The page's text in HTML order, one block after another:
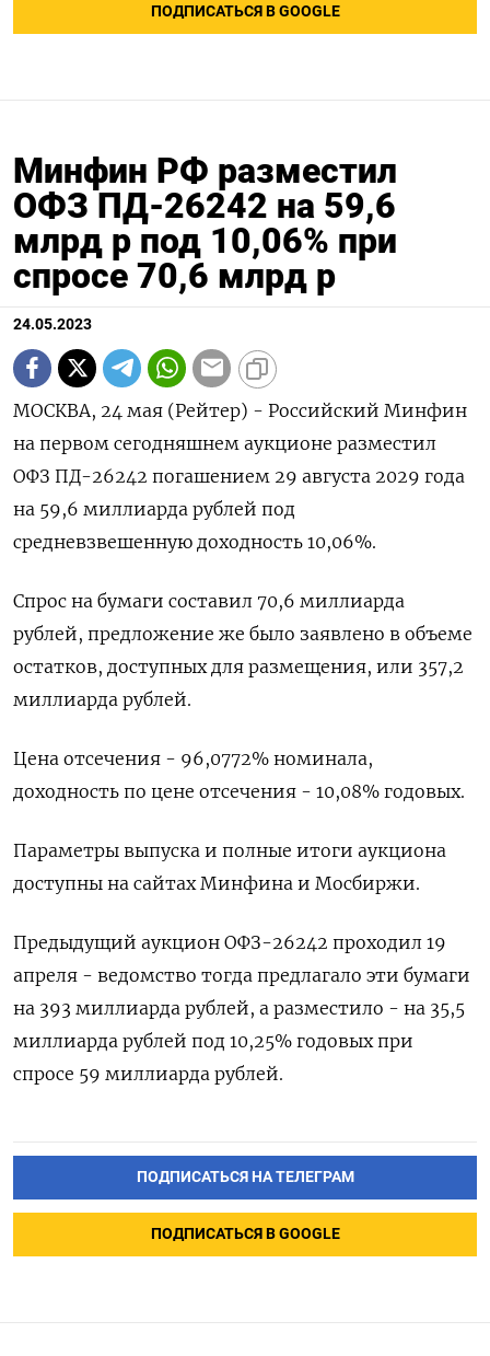
ПОДПИСАТЬСЯ В GOOGLE
Минфин РФ разместил
ОФЗ ПД-26242 на 59,6
млрд р под 10,06% при
спросе 70,6 млрд р
24.05.2023
МОСКВА, 24 мая (Рейтер) - Российский Минфин
на первом сегодняшнем аукционе разместил
ОФЗ ПД-26242 погашением 29 августа 2029 года
на 59,6 миллиарда рублей под
средневзвешенную доходность 10,06%.
Спрос на бумаги составил 70,6 миллиарда
рублей, предложение же было заявлено в объеме
остатков, доступных для размещения, или 357,2
миллиарда рублей.
Цена отсечения - 96,0772% номинала,
доходность по цене отсечения - 10,08% годовых.
Параметры выпуска и полные итоги аукциона
доступны на сайтах Минфина и Мосбиржи.
Предыдущий аукцион ОФЗ-26242 проходил 19
апреля - ведомство тогда предлагало эти бумаги
на 393 миллиарда рублей, а разместило - на 35,5
миллиарда рублей под 10,25% годовых при
спросе 59 миллиарда рублей.
ПОДПИСАТЬСЯ НА ТЕЛЕГРАМ
ПОДПИСАТЬСЯ В GOOGLE